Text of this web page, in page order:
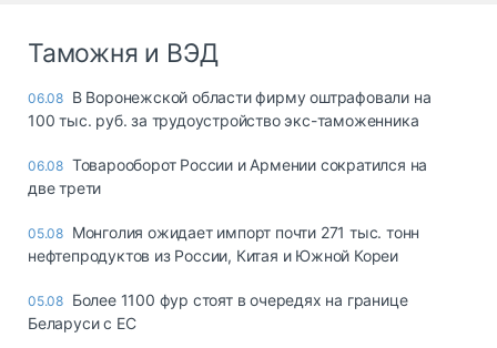
Таможня и ВЭД
06.08 В Воронежской области фирму оштрафовали на
100 тыс. руб. за трудоустройство экс-таможенника
06.08 Товарооборот России и Армении сократился на
две трети
05.08 Монголия ожидает импорт почти 271 тыс. тонн
нефтепродуктов из России, Китая и Южной Кореи
05.08 Более 1100 фур стоят в очередях на границе
Беларуси с ЕС